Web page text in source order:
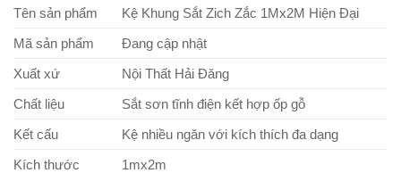
Tên sản phẩm
Kệ Khung Sắt Zich Zắc 1Mx2M Hiện Đại
Mã sản phẩm
Đang cập nhật
Xuất xứ
Nội Thất Hải Đăng
Chất liệu
Sắt sơn tĩnh điện kết hợp ốp gỗ
Kết cấu
Kệ nhiều ngăn với kích thích đa dạng
Kích thước
1mx2m